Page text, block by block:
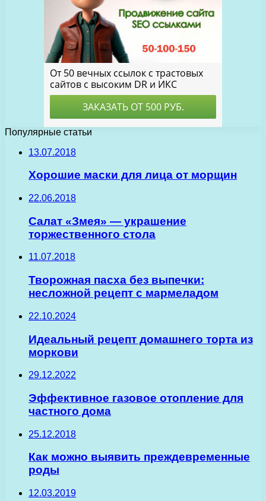
Популярные статьи
13.07.2018
Хорошие маски для лица от морщин
22.06.2018
Салат «Змея» — украшение
торжественного стола
11.07.2018
Творожная пасха без выпечки:
несложной рецепт с мармеладом
22.10.2024
Идеальный рецепт домашнего торта из
моркови
29.12.2022
Эффективное газовое отопление для
частного дома
25.12.2018
Как можно выявить преждевременные
роды
12.03.2019